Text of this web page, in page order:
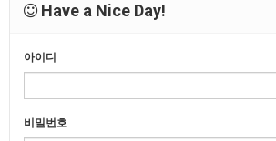
Have a Nice Day!
아이디
비밀번호